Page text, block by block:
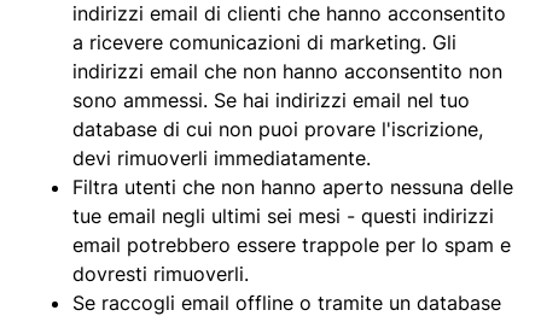
indirizzi email di clienti che hanno acconsentito
a ricevere comunicazioni di marketing. Gli
indirizzi email che non hanno acconsentito non
sono ammessi. Se hai indirizzi email nel tuo
database di cui non puoi provare l'iscrizione,
devi rimuoverli immediatamente.
Filtra utenti che non hanno aperto nessuna delle
tue email negli ultimi sei mesi - questi indirizzi
email potrebbero essere trappole per lo spam e
dovresti rimuoverli.
Se raccogli email offline o tramite un database